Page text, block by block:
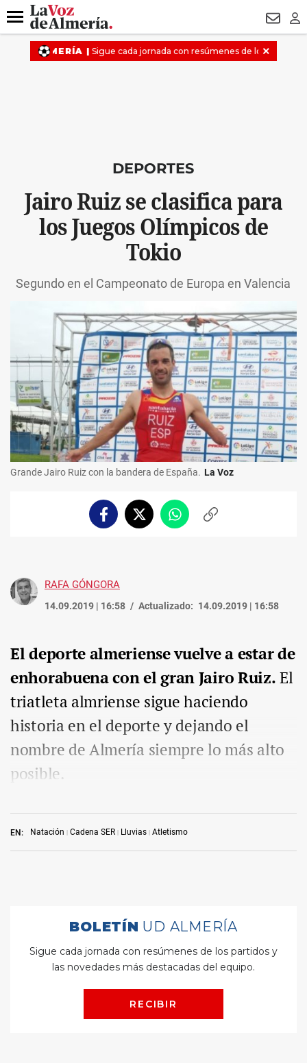
DESTACADO
Menú
DEPORTES
Jairo Ruiz se clasifica para
los Juegos Olímpicos de
Tokio
Segundo en el Campeonato de Europa en Valencia
Grande Jairo Ruiz con la bandera de España. La Voz
FacebookTwitterWhatsappCopiar
RAFA GÓNGORA
14.09.2019 | 16:58 Actualizado: 14.09.2019 | 16:58
EN: Natación Cadena SER Lluvias Atletismo
El deporte almeriense vuelve a estar de
enhorabuena con el gran Jairo Ruiz.El
triatleta almriense sigue haciendo
historia en el deporte y dejando el
nombre de Almería siempre lo más alto
posible.